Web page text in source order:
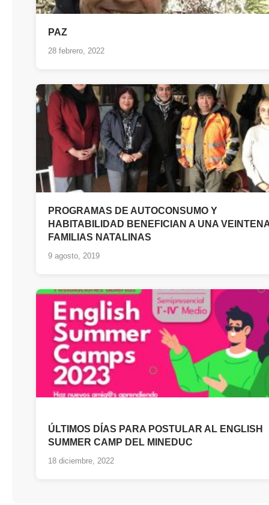
PAZ
28 febrero, 2022
PROGRAMAS DE AUTOCONSUMO Y
HABITABILIDAD BENEFICIAN A UNA
FAMILIAS NATALINAS
9 agosto, 2019
ÚLTIMOS DÍAS PARA POSTULAR AL ENGLISH
SUMMER CAMP DEL MINEDUC
18 diciembre, 2022